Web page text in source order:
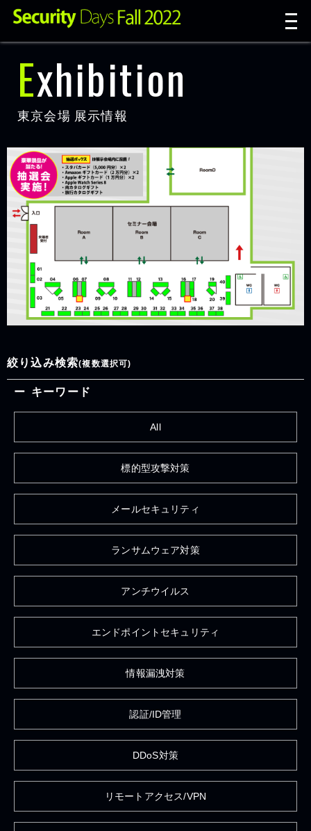
Exhibition
東京会場 展示情報
絞り込み検索(複数選択可)
キーワード
All
標的型攻撃対策
メールセキュリティ
ランサムウェア対策
アンチウイルス
エンドポイントセキュリティ
情報漏洩対策
認証/ID管理
DDoS対策
リモートアクセス/VPN